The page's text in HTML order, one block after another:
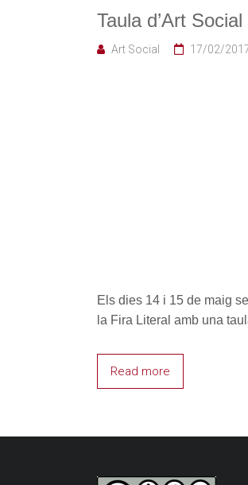
Taula d’Art
Art Social 17/02/
Els dies 14 i 15 de maig
la Fira Literal amb una
Read more